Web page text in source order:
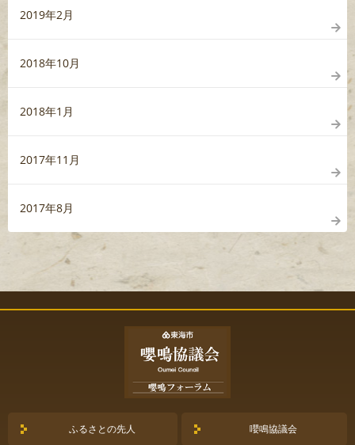
2019年2月
2018年10月
2018年1月
2017年11月
2017年8月
ふるさとの先人 嚶鳴協議会